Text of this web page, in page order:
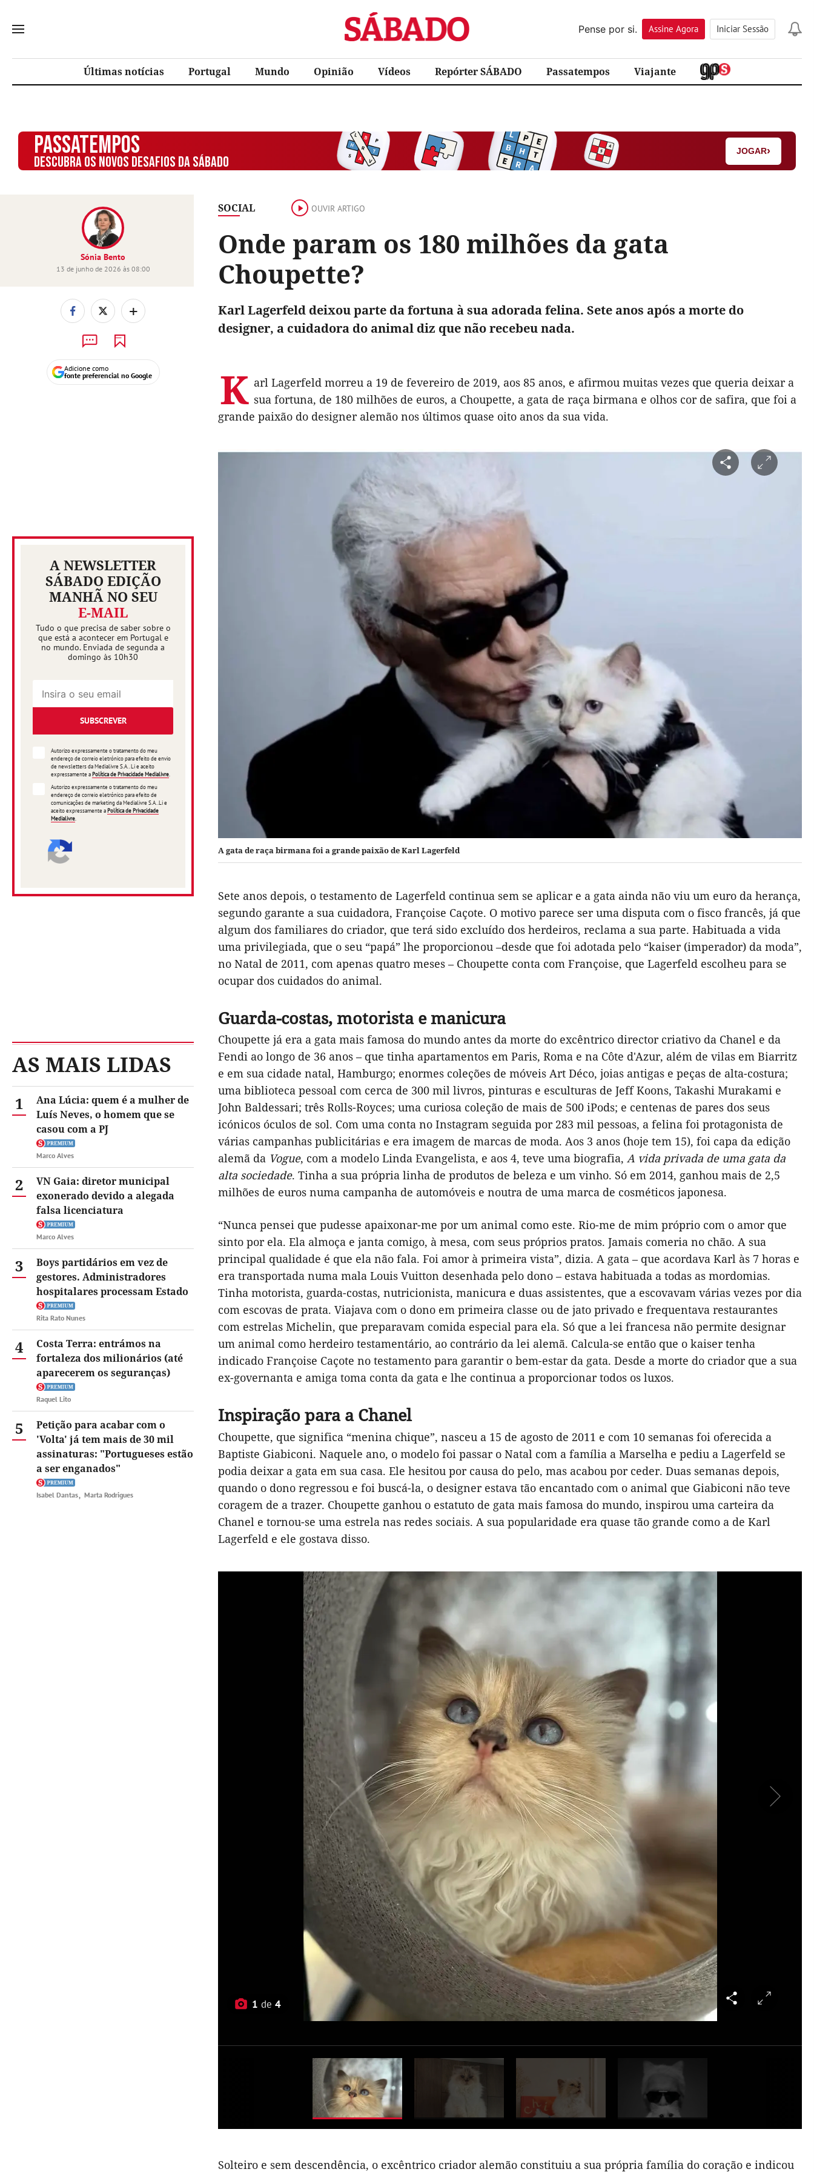
Sábado
Pense por si.
Assine Agora Iniciar Sessão
Últimas notícias Portugal Mundo Opinião Vídeos Repórter SÁBADO Passatempos Viajante
PASSATEMPOS
DESCUBRA OS NOVOS DESAFIOS DA SÁBADO
JOGAR›
SOCIAL OUVIR ARTIGO
Onde param os 180 milhões da gata
Choupette?
Sónia Bento
13 de junho de 2026 às 08:00
+
Adicione como
fonte preferencial no Google
A NEWSLETTER
SÁBADO EDIÇÃO
MANHÃ NO SEU
E-MAIL
Tudo o que precisa de saber sobre o
que está a acontecer em Portugal e
no mundo. Enviada de segunda a
domingo às 10h30
SUBSCREVER
Autorizo expressamente o tratamento do meu
endereço de correio eletrónico para efeito de envio
de newsletters da Medialivre S.A.. Li e aceito
expressamente aPolítica de Privacidade Medialivre
Autorizo expressamente o tratamento do meu
endereço de correio eletrónico para efeito de
comunicações de marketing da Medialivre S.A..Li e
aceito expressamente aPolítica de Privacidade
Medialivre
AS MAIS LIDAS
1
Ana Lúcia: quem é a mulher de
Luís Neves, o homem que se
casou com a PJ
Marco Alves
2
VN Gaia: diretor municipal
exonerado devido a alegada
falsa licenciatura
Marco Alves
3
Boys partidários em vez de
gestores. Administradores
hospitalares processam Estado
Rita Rato Nunes
4
Costa Terra: entrámos na
fortaleza dos milionários (até
aparecerem os seguranças)
Raquel Lito
5
Petição para acabar com o
'Volta' já tem mais de 30 mil
assinaturas: "Portugueses estão
a ser enganados"
Isabel Dantas Marta Rodrigues
Karl Lagerfeld deixou parte da fortuna à sua adorada felina. Sete anos após a morte do
designer, a cuidadora do animal diz que não recebeu nada.
K arl Lagerfeld morreu a 19 de fevereiro de 2019, aos 85 anos, e afirmou muitas vezes que queria deixar a
sua fortuna, de 180 milhões de euros, a Choupette, a gata de raça birmana e olhos cor de safira, que foi a
grande paixão do designer alemão nos últimos quase oito anos da sua vida.
A gata de raça birmana foi a grande paixão de Karl Lagerfeld
Sete anos depois, o testamento de Lagerfeld continua sem se aplicar e a gata ainda não viu um euro da herança,
segundo garante a sua cuidadora, Françoise Caçote. O motivo parece ser uma disputa com o fisco francês, já que
algum dos familiares do criador, que terá sido excluído dos herdeiros, reclama a sua parte. Habituada a vida
uma privilegiada, que o seu “papá” lhe proporcionou –desde que foi adotada pelo “kaiser (imperador) da moda”,
no Natal de 2011, com apenas quatro meses – Choupette conta com Françoise, que Lagerfeld escolheu para se
ocupar dos cuidados do animal.
Guarda-costas, motorista e manicura
Choupette já era a gata mais famosa do mundo antes da morte do excêntrico director criativo da Chanel e da
Fendi ao longo de 36 anos – que tinha apartamentos em Paris, Roma e na Côte d'Azur, além de vilas em Biarritz
e em sua cidade natal, Hamburgo; enormes coleções de móveis Art Déco, joias antigas e peças de alta-costura;
uma biblioteca pessoal com cerca de 300 mil livros, pinturas e esculturas de Jeff Koons, Takashi Murakami e
John Baldessari; três Rolls-Royces; uma curiosa coleção de mais de 500 iPods; e centenas de pares dos seus
icónicos óculos de sol. Com uma conta no Instagram seguida por 283 mil pessoas, a felina foi protagonista de
várias campanhas publicitárias e era imagem de marcas de moda. Aos 3 anos (hoje tem 15), foi capa da edição
alemã da Vogue, com a modelo Linda Evangelista, e aos 4, teve uma biografia, A vida privada de uma gata da
alta sociedade. Tinha a sua própria linha de produtos de beleza e um vinho. Só em 2014, ganhou mais de 2,5
milhões de euros numa campanha de automóveis e noutra de uma marca de cosméticos japonesa.
“Nunca pensei que pudesse apaixonar-me por um animal como este. Rio-me de mim próprio com o amor que
sinto por ela. Ela almoça e janta comigo, à mesa, com seus próprios pratos. Jamais comeria no chão. A sua
principal qualidade é que ela não fala. Foi amor à primeira vista”, dizia. A gata – que acordava Karl às 7 horas e
era transportada numa mala Louis Vuitton desenhada pelo dono – estava habituada a todas as mordomias.
Tinha motorista, guarda-costas, nutricionista, manicura e duas assistentes, que a escovavam várias vezes por dia
com escovas de prata. Viajava com o dono em primeira classe ou de jato privado e frequentava restaurantes
com estrelas Michelin, que preparavam comida especial para ela. Só que a lei francesa não permite designar
um animal como herdeiro testamentário, ao contrário da lei alemã. Calcula-se então que o kaiser tenha
indicado Françoise Caçote no testamento para garantir o bem-estar da gata. Desde a morte do criador que a sua
ex-governanta e amiga toma conta da gata e lhe continua a proporcionar todos os luxos.
Inspiração para a Chanel
Choupette, que significa “menina chique”, nasceu a 15 de agosto de 2011 e com 10 semanas foi oferecida a
Baptiste Giabiconi. Naquele ano, o modelo foi passar o Natal com a família a Marselha e pediu a Lagerfeld se
podia deixar a gata em sua casa. Ele hesitou por causa do pelo, mas acabou por ceder. Duas semanas depois,
quando o dono regressou e foi buscá-la, o designer estava tão encantado com o animal que Giabiconi não teve
coragem de a trazer. Choupette ganhou o estatuto de gata mais famosa do mundo, inspirou uma carteira da
Chanel e tornou-se uma estrela nas redes sociais. A sua popularidade era quase tão grande como a de Karl
Lagerfeld e ele gostava disso.
1 de 4
Solteiro e sem descendência, o excêntrico criador alemão constituiu a sua própria família do coração e indicou